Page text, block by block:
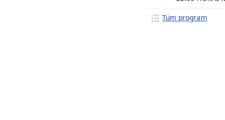
MEJOR DE
MEJORES
Tüm program